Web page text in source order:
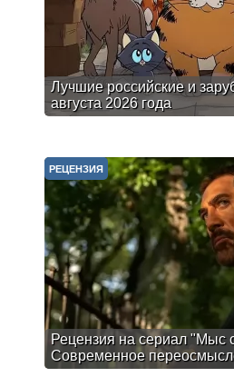
Лучшие российские и
августа 2026 года
Рецензия на сериал "Мыс
Современное
РЕЦЕНЗИЯ